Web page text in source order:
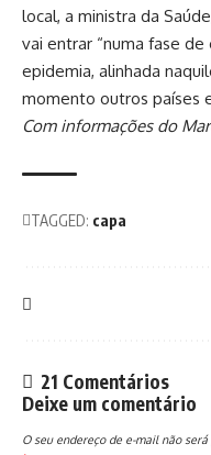
local, a ministra da
vai entrar “numa fase
epidemia, alinhada
momento outros países
Com informações do
TAGGED: capa
21 Comentários
Deixe um comentário
O seu endereço de e-mail não